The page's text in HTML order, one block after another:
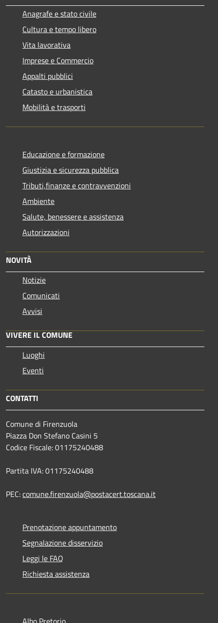
Anagrafe e stato civile
Cultura e tempo libero
Vita lavorativa
Imprese e Commercio
Appalti pubblici
Catasto e urbanistica
Mobilità e trasporti
Educazione e formazione
Giustizia e sicurezza pubblica
Tributi,finanze e contravvenzioni
Ambiente
Salute, benessere e assistenza
Autorizzazioni
NOVITÀ
Notizie
Comunicati
Avvisi
VIVERE IL COMUNE
Luoghi
Eventi
CONTATTI
Comune di Firenzuola
Piazza Don Stefano Casini 5
Codice Fiscale: 01175240488
Partita IVA: 01175240488
PEC:comune.firenzuola@postacert.toscana.it
Prenotazione appuntamento
Segnalazione disservizio
Leggi le FAQ
Richiesta assistenza